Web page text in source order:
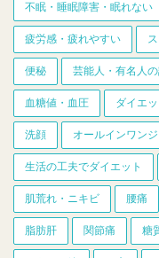
不眠・睡眠障害・眠れない
疲労感・疲れやすい
便秘 芸能人・有名人
血糖値・血圧 ダイエ
洗顔 オールインワン
生活の工夫でダイエット
肌荒れ・ニキビ 腰痛
脂肪肝 関節痛 糖